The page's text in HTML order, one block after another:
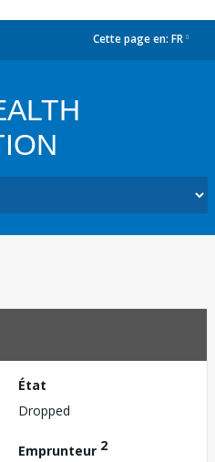
Cette page en: FR
État
Dropped
Emprunteur 2